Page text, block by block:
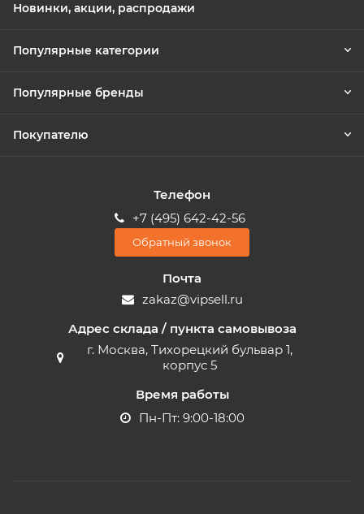
Новинки, акции, распродажи
Популярные категории
Популярные бренды
Покупателю
Телефон
+7 (495) 642-42-56
Обратный звонок
Почта
zakaz@vipsell.ru
Адрес склада / пункта самовывоза
г. Москва, Тихорецкий бульвар 1,
корпус 5
Время работы
Пн-Пт: 9:00-18:00